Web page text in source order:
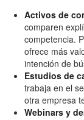
Activos de
comparen
competencia.
ofrece más
intención de
Estudios de
trabaja en el
otra empresa
Webinars y